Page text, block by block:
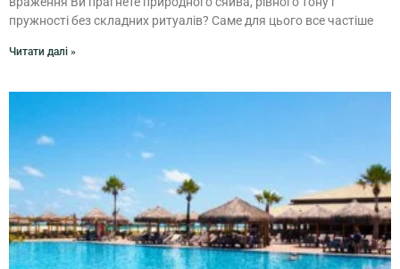
пружності без складних ритуалів? Саме для цього все частіше
Читати далі »